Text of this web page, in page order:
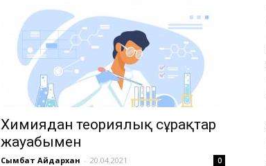
Химиядан теориялық сұрақтар
жауабымен
Сымбат Айдархан - 20.04.2021 0